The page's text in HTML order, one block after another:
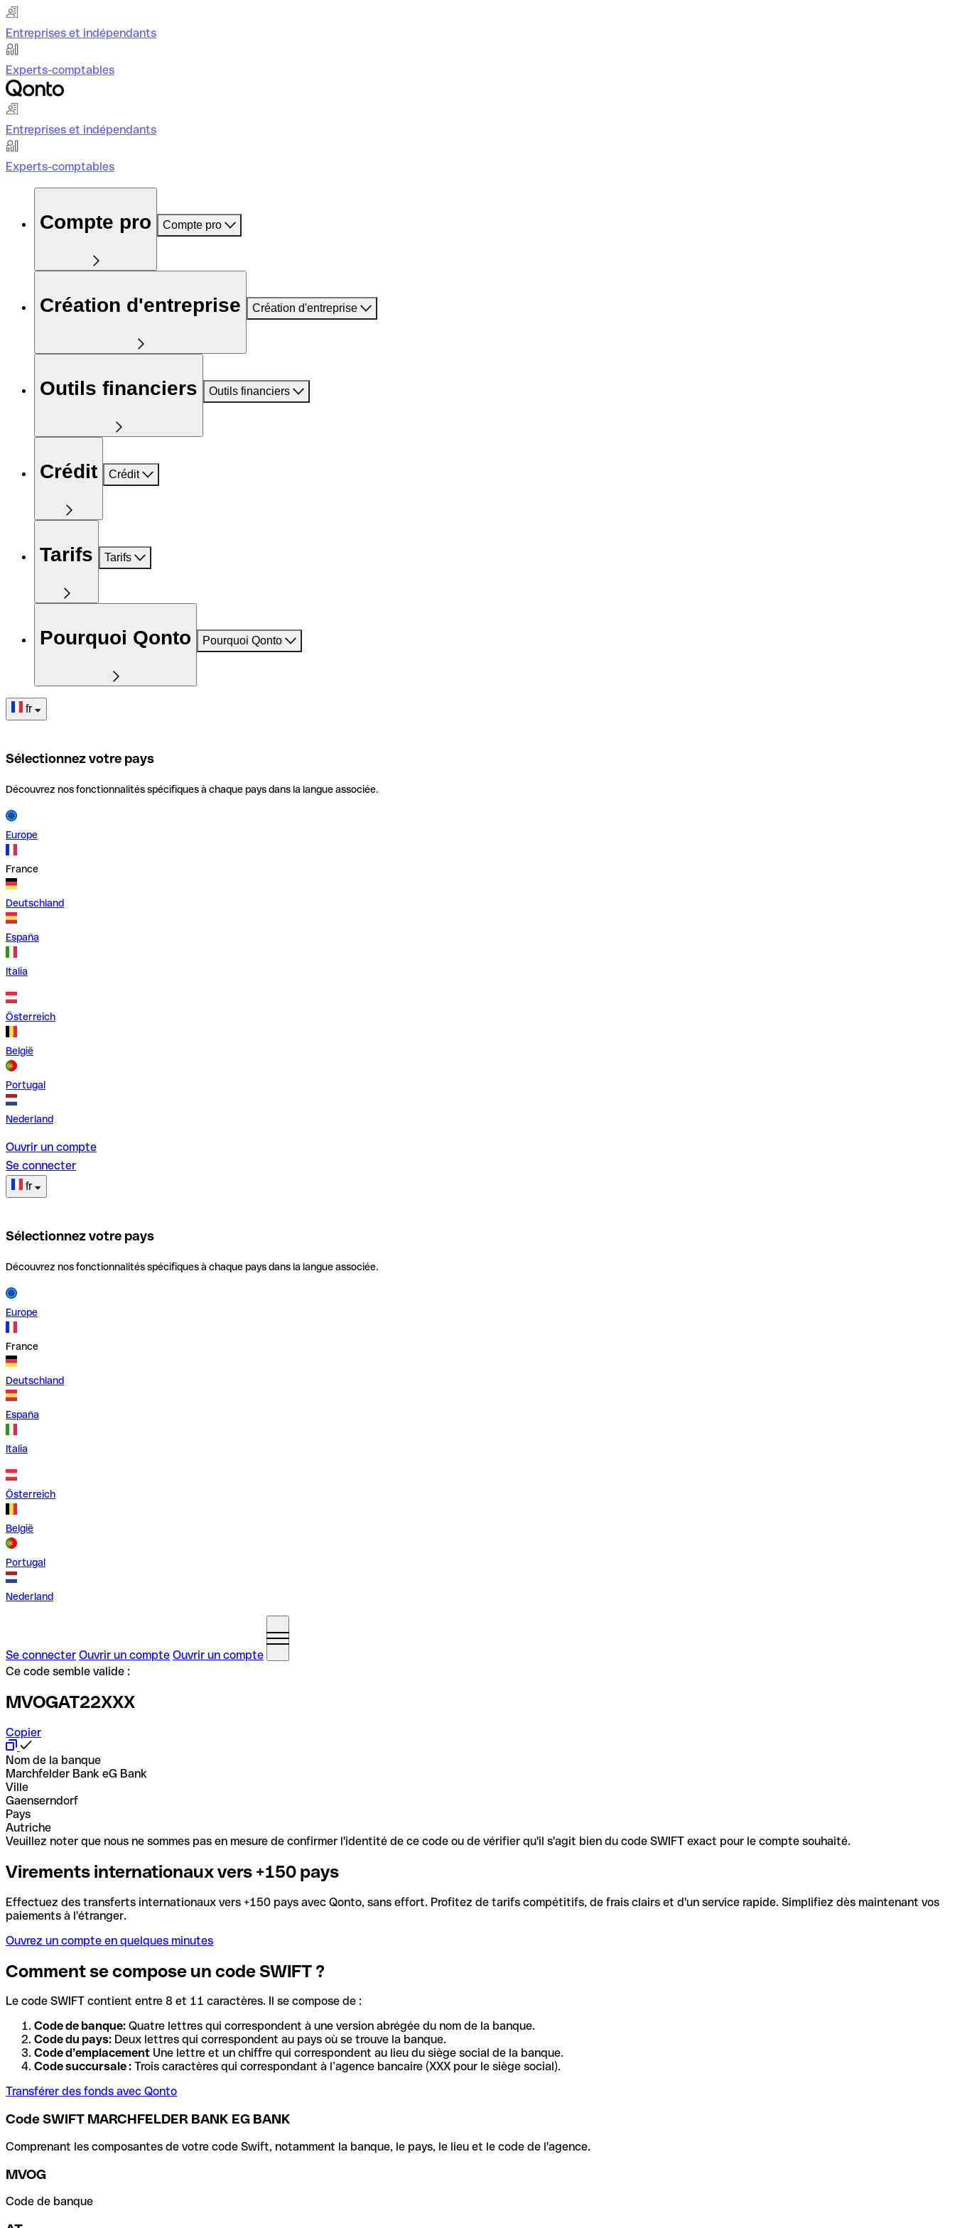
Entreprises et indépendants
Experts-comptables
Entreprises et indépendants
Experts-comptables
Compte pro Compte pro
Création d'entreprise Création d'entreprise
Outils financiers Outils financiers
Crédit Crédit
Tarifs Tarifs
Pourquoi Qonto Pourquoi Qonto
fr
Sélectionnez votre pays
Découvrez nos fonctionnalités spécifiques à chaque pays dans la langue associée.
Europe
France
Deutschland
España
Italia
Österreich
België
Portugal
Nederland
Ouvrir un compte
Se connecter
fr
Sélectionnez votre pays
Découvrez nos fonctionnalités spécifiques à chaque pays dans la langue associée.
Europe
France
Deutschland
España
Italia
Österreich
België
Portugal
Nederland
Se connecter Ouvrir un compte Ouvrir un compte
Ce code semble valide :
MVOGAT22XXX
Copier
Nom de la banque
Marchfelder Bank eG Bank
Ville
Gaenserndorf
Pays
Autriche
Veuillez noter que nous ne sommes pas en mesure de confirmer l'identité de ce code ou de vérifier qu'il s'agit bien du code SWIFT exact pour le compte souhaité.
Virements internationaux vers +150 pays
Effectuez des transferts internationaux vers +150 pays avec Qonto, sans effort. Profitez de tarifs compétitifs, de frais clairs et d'un service rapide. Simplifiez dès maintenant vos
paiements à l'étranger.
Ouvrez un compte en quelques minutes
Comment se compose un code SWIFT ?
Le code SWIFT contient entre 8 et 11 caractères. Il se compose de :
Code de banque: Quatre lettres qui correspondent à une version abrégée du nom de la banque.
Code du pays: Deux lettres qui correspondent au pays où se trouve la banque.
Code d’emplacement Une lettre et un chiffre qui correspondent au lieu du siège social de la banque.
Code succursale : Trois caractères qui correspondant à l’agence bancaire (XXX pour le siège social).
Transférer des fonds avec Qonto
Code SWIFT MARCHFELDER BANK EG BANK
Comprenant les composantes de votre code Swift, notamment la banque, le pays, le lieu et le code de l'agence.
MVOG
Code de banque